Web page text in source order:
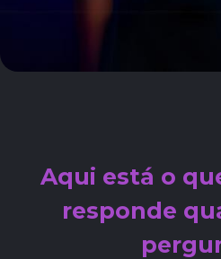
Aqui está o
responde